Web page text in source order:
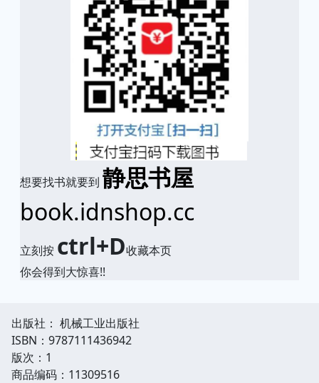
想要找书就要到 静思书屋
book.idnshop.cc
立刻按 ctrl+D收藏本页
你会得到大惊喜!!
出版社： 机械工业出版社
ISBN：9787111436942
版次：1
商品编码：11309516